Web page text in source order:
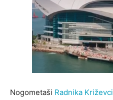
Nogometaši Radnika Križevci